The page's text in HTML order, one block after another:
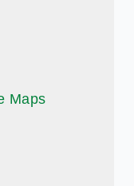
Maps